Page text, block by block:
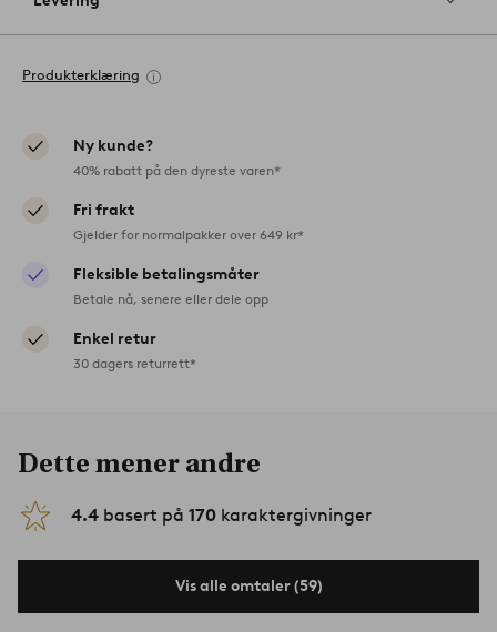
Produkterklæring
Ny kunde?
40% rabatt på den dyreste varen*
Fri frakt
Gjelder for normalpakker over 649 kr*
Fleksible betalingsmåter
Betale nå, senere eller dele opp
Enkel retur
30 dagers returrett*
Dette mener andre
4.4 basert på 170 karaktergivninger
Vis alle omtaler (59)